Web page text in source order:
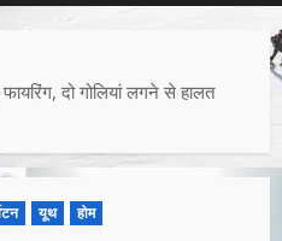
फायरिंग, दो गोलियां लगने से हालत
यूथ होम